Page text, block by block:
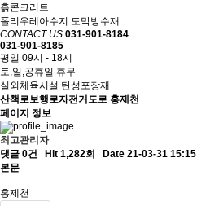
흙콘크리트
폴리우레아수지 도막방수재
CONTACT US 031-901-8184
031-901-8185
평일 09시 - 18시
토,일,공휴일 휴무
실외체육시설 탄성포장재
산책로보행로자전거도로 홍제천
페이지 정보
최고관리자
댓글 0건
Hit 1,282회
Date 21-03-31 15:15
본문
홍제천